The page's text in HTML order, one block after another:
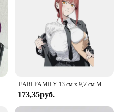
EARLFAMILY 13 см x 9,7 см Makima Waifu нагрудная наклейка для автомобиля привлекательное аниме окошко Оригинальное искусственное оформление
173,35руб.